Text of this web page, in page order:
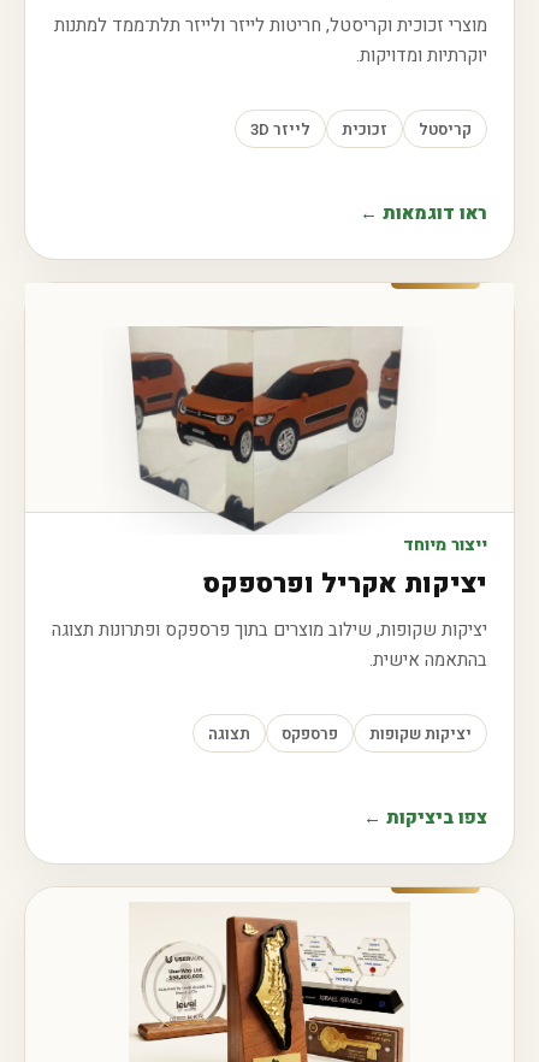
מוצרי זכוכית וקריסטל, חריטות לייזר ולייזר תלת־ממד למתנות
יוקרתיות ומדויקות.
קריסטל זכוכית לייזר 3D
ראו דוגמאות ←
ייצור מיוחד
יציקות אקריל ופרספקס
יציקות שקופות, שילוב מוצרים בתוך פרספקס ופתרונות תצוגה
בהתאמה אישית.
יציקות שקופות פרספקס תצוגה
צפו ביציקות ←